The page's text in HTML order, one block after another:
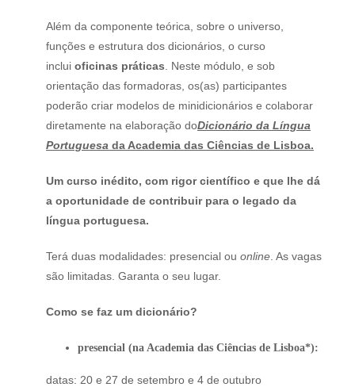
Além da componente teórica, sobre o universo,
funções e estrutura dos dicionários, o curso
inclui oficinas práticas . Neste módulo, e sob
orientação das formadoras, os(as) participantes
poderão criar modelos de minidicionários e colaborar
diretamente na elaboração doDicionário da Língua
Portuguesa da Academia das Ciências de Lisboa.
Um curso inédito, com rigor científico e que lhe dá
a oportunidade de contribuir para o legado da
língua portuguesa.
Terá duas modalidades: presencial ou online . As vagas
são limitadas. Garanta o seu lugar.
Como se faz um dicionário?
presencial (na Academia das Ciências de Lisboa*):
datas: 20 e 27 de setembro e 4 de outubro